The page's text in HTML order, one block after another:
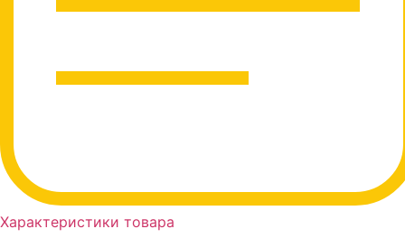
Характеристики товара